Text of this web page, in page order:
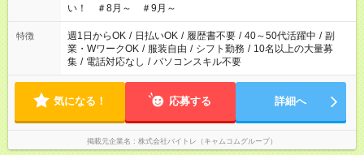
い！ ＃8月～ ＃9月～
特徴 週1日からOK / 日払いOK / 履歴書不要 / 40～50代活躍中 / 副
業・WワークOK / 服装自由 / シフト勤務 / 10名以上の大量募
集 / 電話対応なし / パソコンスキル不要
気になる！ 応募する 詳細へ
掲載元企業名 株式会社バイトレ（キャムコムグループ）